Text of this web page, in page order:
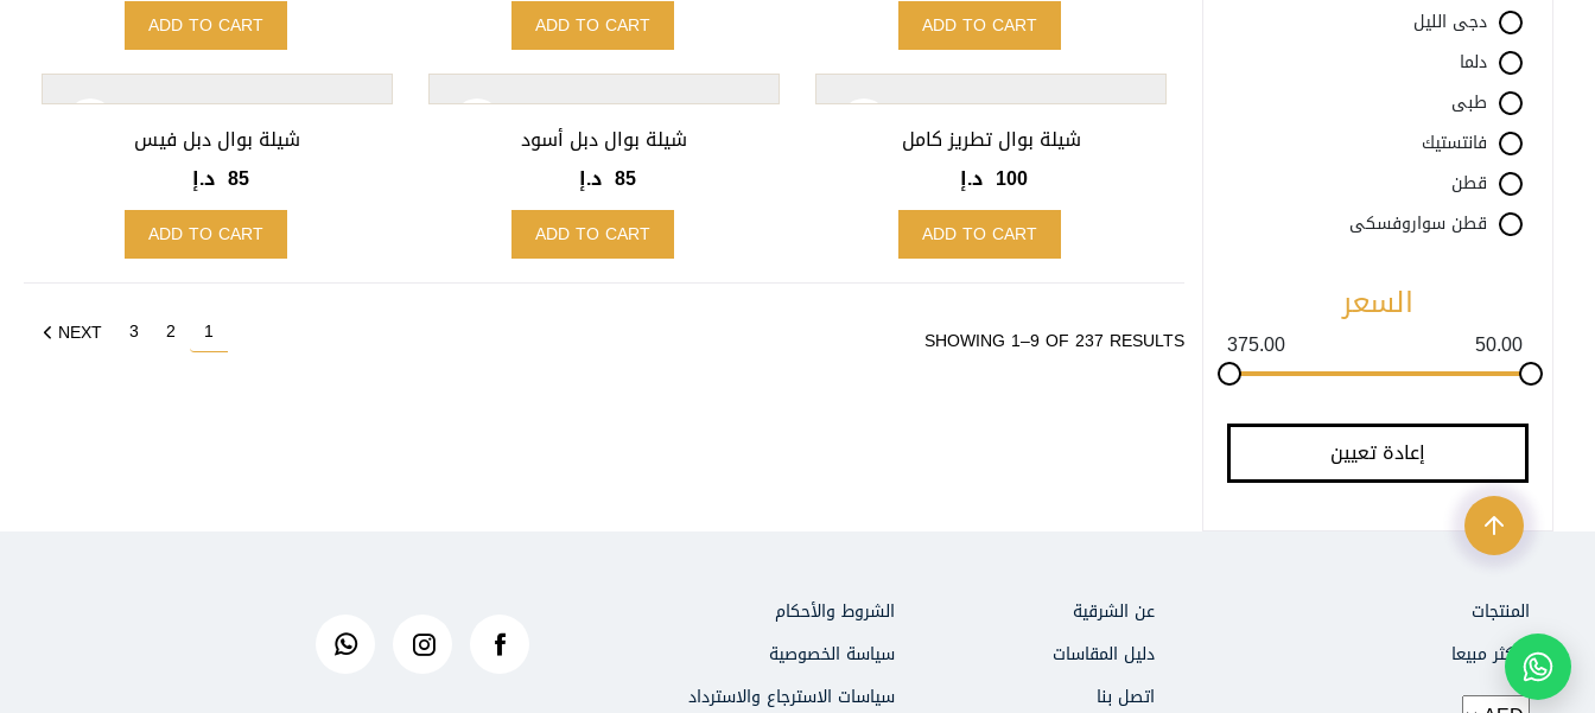
دجى الليل
دلما
طبى
فانتستيك
قطن
قطن سواروفسكى
السعر
50.00
375.00
إعادة تعيين
ADD TO CART
ADD TO CART
ADD TO CART
شيلة بوال تطريز كامل
د.إ 100
ADD TO CART
شيلة بوال دبل أسود
د.إ 85
ADD TO CART
شيلة بوال دبل فيس
د.إ 85
ADD TO CART
SHOWING 1–9 OF 237 RESULTS
1
2
3
NEXT
المنتجات
الأكثر مبيعا
عن الشرقية
دليل المقاسات
اتصل بنا
الشروط والأحكام
سياسة الخصوصية
سياسات الاسترجاع والاسترداد
971503470000
الشكاوى والاقتراحات
971508763434
طلبات التوظيف